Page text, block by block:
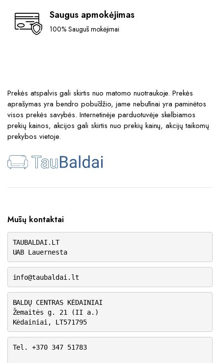
Saugus apmokėjimas
100% Saugūs mokėjimai
Prekės atspalvis gali skirtis nuo matomo nuotraukoje. Prekės
aprašymas yra bendro pobūdžio, jame nebūtinai yra paminėtos
visos prekės savybės. Internetinėje parduotuvėje skelbiamos
prekių kainos, akcijos gali skirtis nuo prekių kainų, akcijų taikomų
prekybos vietoje.
Mūsų kontaktai
TAUBALDAI.LT
UAB Lauernesta
info@taubaldai.lt
BALDŲ CENTRAS KĖDAINIAI
Žemaitės g. 21 (II a.)
Kėdainiai, LT571795
Tel. +370 347 51783